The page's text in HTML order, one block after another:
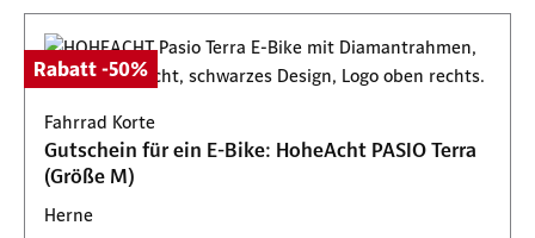
Rabatt -50%
Fahrrad Korte
Gutschein für ein E-Bike: HoheAcht PASIO Terra
(Größe M)
Herne